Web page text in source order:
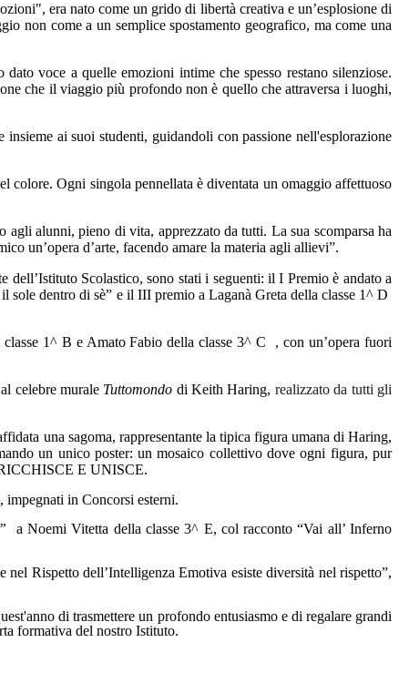
era nato come un grido di libertà creativa e un’esplosione di
non come a un semplice spostamento geografico, ma come una
voce a quelle emozioni intime che spesso restano silenziose.
che il viaggio più profondo non è quello che attraversa i luoghi,
ai suoi studenti, guidandoli con passione nell'esplorazione
colore. Ogni singola pennellata è diventata un omaggio affettuoso
agli alunni, pieno di vita, apprezzato da tutti. La sua scomparsa ha
un’opera d’arte, facendo amare la materia agli allievi”.
Scolastico, sono stati i seguenti: il I Premio è andato a
sole dentro di sè” e il III premio a Laganà Greta della classe 1^ D
classe 1^ B e Amato Fabio della classe 3^ C
, con un’opera fuori
celebre murale Tuttomondo di Keith Haring, realizzato da tutti gli
una sagoma, rappresentante la tipica figura umana di Haring,
un unico poster: un mosaico collettivo dove ogni figura, pur
E UNISCE.
impegnati in Concorsi esterni.
a Noemi Vitetta della classe 3^ E, col racconto “Vai all’ Inferno
Rispetto dell’Intelligenza Emotiva esiste diversità nel rispetto”,
di trasmettere un profondo entusiasmo e di regalare grandi
formativa del nostro Istituto.